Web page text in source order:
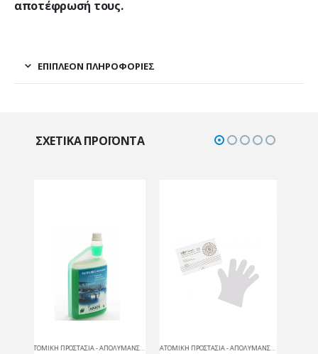
αποτέφρωσή τους.
ΕΠΙΠΛΈΟΝ ΠΛΗΡΟΦΟΡΊΕΣ
ΣΧΕΤΙΚΆ ΠΡΟΪΌΝΤΑ
ΙΑΤΡΙΚΑ ΑΝΑΛΩΣΙΜΑ ΙΑΤΡΙΚΑ ΑΝΑΛΩΣΙΜΑΙΑΤΡΙΚΑ ΑΝΑΛΩΣΙΜΑ